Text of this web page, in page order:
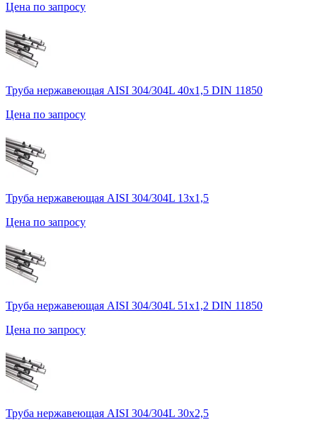
Цена по запросу
Труба нержавеющая AISI 304/304L 40х1,5 DIN 11850
Цена по запросу
Труба нержавеющая AISI 304/304L 13х1,5
Цена по запросу
Труба нержавеющая AISI 304/304L 51х1,2 DIN 11850
Цена по запросу
Труба нержавеющая AISI 304/304L 30х2,5